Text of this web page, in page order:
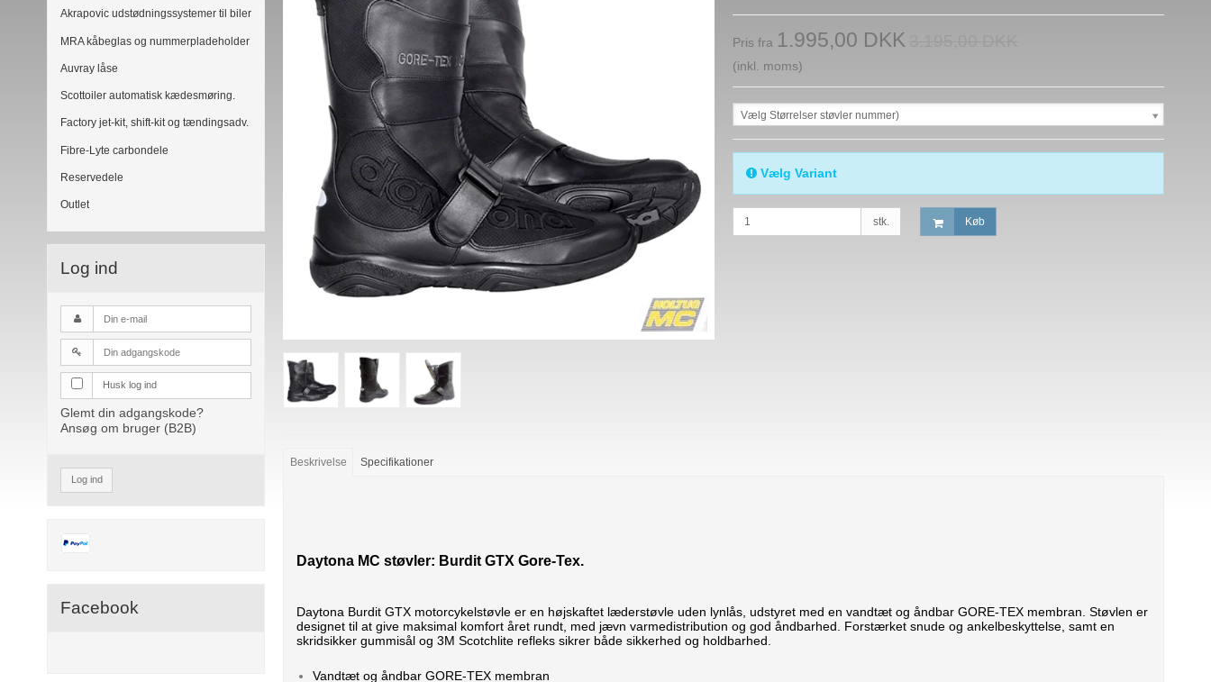
Akrapovic udstødningssystemer til biler
MRA kåbeglas og nummerpladeholder
Auvray låse
Scottoiler automatisk kædesmøring.
Factory jet-kit, shift-kit og tændingsadv.
Fibre-Lyte carbondele
Reservedele
Outlet
Log ind
Husk log ind
Glemt din adgangskode?
Ansøg om bruger (B2B)
Log ind
Facebook
Pris fra 1.995,00 DKK
(inkl. moms)
Vælg Størrelser støvler nummer)
Vælg Variant
stk. Køb
Beskrivelse Specifikationer
Daytona MC støvler: Burdit GTXGore-Tex.
Daytona Burdit GTX motorcykelstøvle er en højskaftet læderstøvle uden lynlås, udstyret med en vandtæt og åndbar GORE-TEX membran. Støvlen er
designet til at give maksimal komfort året rundt, med jævn varmedistribution og god åndbarhed. Forstærket snude og ankelbeskyttelse, samt en
skridsikker gummisål og 3M Scotchlite refleks sikrer både sikkerhed og holdbarhed.
Vandtæt og åndbar GORE-TEX membran